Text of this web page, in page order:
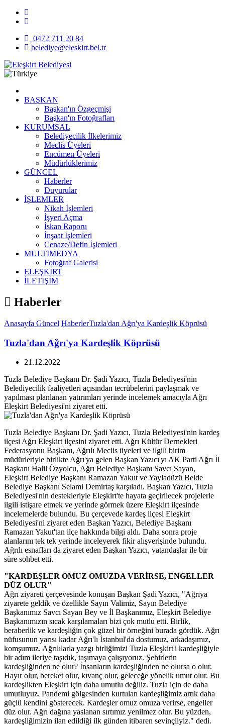
0472 711 20 84
belediye@eleskirt.bel.tr
BAŞKAN
Başkan'ın Özgeçmişi
Başkan'ın Fotoğrafları
KURUMSAL
Belediyecilik İlkelerimiz
Meclis Üyeleri
Encümen Üyeleri
Müdürlüklerimiz
GÜNCEL
Haberler
Duyurular
İŞLEMLER
Nikah İşlemleri
İşyeri Açma
İskan Raporu
İnşaat İşlemleri
Cenaze/Defin İşlemleri
MULTIMEDYA
Fotoğraf Galerisi
ELEŞKİRT
İLETİŞİM
Haberler
Anasayfa Güncel HaberlerTuzla'dan Ağrı'ya Kardeşlik Köprüsü
Tuzla'dan Ağrı'ya Kardeşlik Köprüsü
21.12.2022
Tuzla Belediye Başkanı Dr. Şadi Yazıcı, Tuzla Belediyesi'nin
Belediyecilik faaliyetleri açısından tecrübelerini paylaşmak ve
yapılması planlanan yatırımları yerinde incelemek amacıyla Ağrı
Eleşkirt Belediyesi'ni ziyaret etti.
Tuzla Belediye Başkanı Dr. Şadi Yazıcı, Tuzla Belediyesi'nin kardeş
ilçesi Ağrı Eleşkirt ilçesini ziyaret etti. Ağrı Kültür Dernekleri
Federasyonu Başkanı, Ağrılı Meclis üyeleri ve ilgili birim
müdürleriyle birlikte Ağrı'ya gelen Başkan Yazıcı'yı AK Parti Ağrı İl
Başkanı Halil Özyolcu, Ağrı Belediye Başkanı Savcı Sayan,
Eleşkirt Belediye Başkanı Ramazan Yakut ve Yayladüzü Belde
Belediye Başkanı Selami Demirtaş karşıladı. Başkan Yazıcı, Tuzla
Belediyesi'nin destekleriyle Eleşkirt'te hayata geçirilecek projelerle
ilgili istişare etmek ve yerinde görmek üzere Eleşkirt ilçesinde
incelemelerde bulundu. Bu çerçevede kardeş ilçesi Eleşkirt
Belediyesi'ni ziyaret eden Başkan Yazıcı, Belediye Başkanı
Ramazan Yakut'tan ilçe hakkında bilgi aldı. Daha sonra proje
alanlarını tek tek yerinde inceleyerek fikir alışverişinde bulundu.
Ağrılı esnafları da ziyaret eden Başkan Yazıcı, vatandaşlar ile bir
süre sohbet etti.
"KARDEŞLER OMUZ OMUZDA VERİRSE, ENGELLER
DÜZ OLUR"
Ağrı ziyareti çerçevesinde konuşan Başkan Şadi Yazıcı, "Ağrıya
ziyarete geldik ve özellikle Sayın Valimiz, Sayın Belediye
Başkanımız Savcı Sayan Bey ve İl Başkanımız, Eleşkirt Belediye
Başkanımızın sıcak karşılamaları bizi çok mutlu etti. Birlik,
beraberlik ve kardeşliğin çok güzel bir örneğini burada gördük. Ağrı
nüfusunun yarısı kadar Ağrı'lı İstanbul'da dostumuz, arkadaşımız,
komşumuz. Ağrılılarla yazgı birliğimizi Tuzla Eleşkirt'i kardeşliğiyle
bir adım ileriye taşıdık, taşımaya çalışıyoruz. Şehirlerin
kardeşliğinden ne olur? İnsanların kardeşliğinden ne olursa o olur.
Hayır olur, bereket olur, kıvanç olur, geleceğe yönelik umut olur. Bu
kardeşlikten Eleşkirt için daha umutlu değiliz. Tuzla için de daha
umutluyuz. Pandemi gölgesinden kurtulan kardeşliğimiz artık daha
güçlü kendini gösterecek. Kardeşler omuz omuza verirse, engeller
düz olur. Ağrı dağına yaslanan sırtımız yenilmez olur. Bu yüzden,
kardeşliğimizin ilan edildiği ilk günden itibaren sevinçliyiz." dedi.